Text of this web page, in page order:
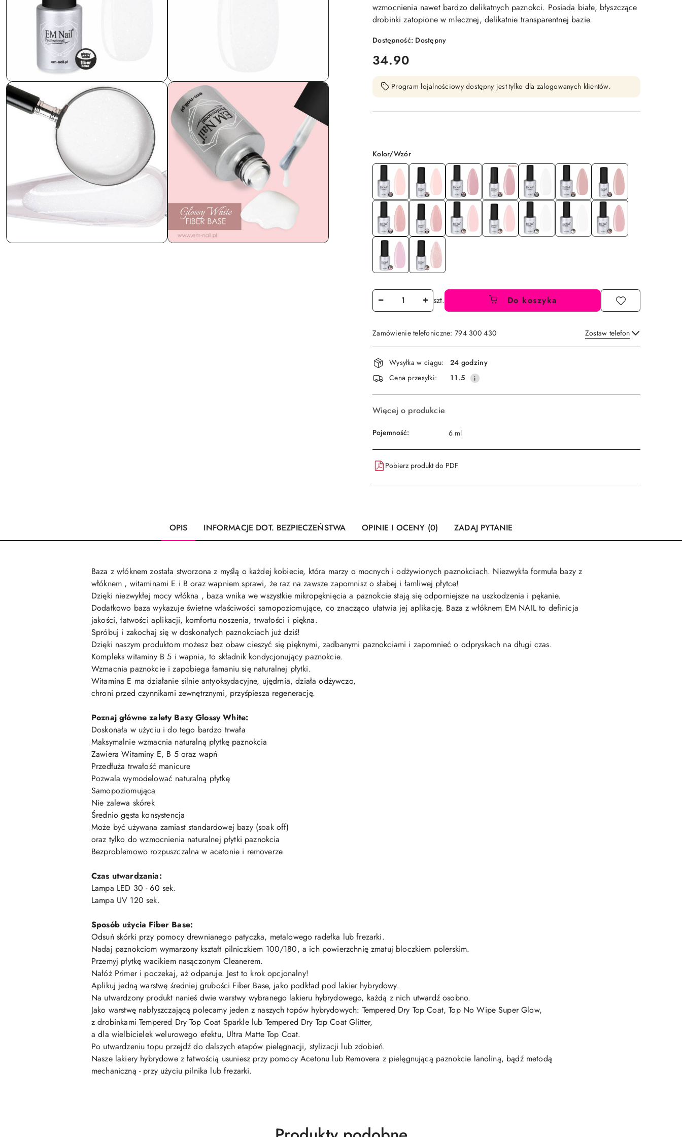
wzmocnienia nawet bardzo delikatnych paznokci. Posiada białe, błyszczące
drobinki zatopione w mlecznej, delikatnie transparentnej bazie.
Dostępność: Dostępny
cena:
34.90
Program lojalnościowy dostępny jest tylko dla zalogowanych klientów.
Wariant
Kolor/Wzór
Ilość szt. Do koszyka
Zamówienie telefoniczne: 794 300 430 Zostaw telefon
Wyślij
Dostępność
i
dostawa
Wysyłka w ciągu:
24 godziny
Cena przesyłki:
11.5
Więcej o produkcie
Pojemność: 6 ml
Pobierz produkt do PDF
OPIS INFORMACJE DOT. BEZPIECZEŃSTWA OPINIE I OCENY (0) ZADAJ PYTANIE
Baza z włóknem została stworzona z myślą o każdej kobiecie, która marzy o mocnych i odżywionych paznokciach. Niezwykła formuła bazy z
włóknem , witaminami E i B oraz wapniem sprawi, że raz na zawsze zapomnisz o słabej i łamliwej płytce!
Dzięki niezwykłej mocy włókna , baza wnika we wszystkie mikropęknięcia a paznokcie stają się odporniejsze na uszkodzenia i pękanie.
Dodatkowo baza wykazuje świetne właściwości samopoziomujące, co znacząco ułatwia jej aplikację. Baza z włóknem EM NAIL to definicja
jakości, łatwości aplikacji, komfortu noszenia, trwałości i piękna.
Spróbuj i zakochaj się w doskonałych paznokciach już dziś!
Dzięki naszym produktom możesz bez obaw cieszyć się pięknymi, zadbanymi paznokciami i zapomnieć o odpryskach na długi czas.
Kompleks witaminy B 5 i wapnia, to składnik kondycjonujący paznokcie.
Wzmacnia paznokcie i zapobiega łamaniu się naturalnej płytki.
Witamina E ma działanie silnie antyoksydacyjne, ujędrnia, działa odżywczo,
chroni przed czynnikami zewnętrznymi, przyśpiesza regenerację.
Poznaj główne zalety Bazy Glossy White:
Doskonała w użyciu i do tego bardzo trwała
Maksymalnie wzmacnia naturalną płytkę paznokcia
Zawiera Witaminy E, B 5 oraz wapń
Przedłuża trwałość manicure
Pozwala wymodelować naturalną płytkę
Samopoziomująca
Nie zalewa skórek
Średnio gęsta konsystencja
Może być używana zamiast standardowej bazy (soak off)
oraz tylko do wzmocnienia naturalnej płytki paznokcia
Bezproblemowo rozpuszczalna w acetonie i removerze
Czas utwardzania:
Lampa LED 30 - 60 sek.
Lampa UV 120 sek.
Sposób użycia Fiber Base:
Odsuń skórki przy pomocydrewnianego patyczka, metalowego radełka lubfrezarki.
Nadaj paznokciom wymarzony kształt pilniczkiem 100/180, a ich powierzchnię zmatuj bloczkiem polerskim.
Przemyj płytkęwacikiemnasączonym Cleanerem.
Nałóż Primeri poczekaj, aż odparuje. Jest to krok opcjonalny!
Aplikuj jedną warstwę średniej grubości Fiber Base, jako podkład pod lakier hybrydowy.
Na utwardzony produkt nanieś dwie warstwy wybranego lakieru hybrydowego, każdą z nich utwardź osobno.
Jako warstwę nabłyszczającą polecamy jeden z naszych topów hybrydowych: Tempered Dry Top Coat,Top No Wipe Super Glow,
z drobinkamiTempered Dry Top Coat Sparklelub Tempered Dry Top Coat Glitter,
a dla wielbicielek welurowego efektu, Ultra Matte Top Coat.
Po utwardzeniu topu przejdź do dalszych etapów pielęgnacji, stylizacji lub zdobień.
Nasze lakiery hybrydowe z łatwością usuniesz przy pomocyAcetonu lub Removera z pielęgnującą paznokcie lanoliną, bądź metodą
mechaniczną - przy użyciu pilnika lub frezarki.